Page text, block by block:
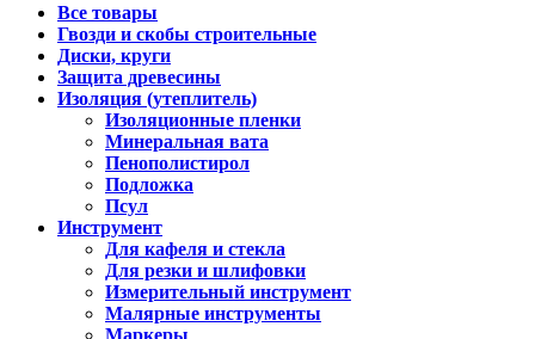
Все товары
Гвозди и скобы строительные
Диски, круги
Защита древесины
Изоляция (утеплитель)
Изоляционные пленки
Минеральная вата
Пенополистирол
Подложка
Псул
Инструмент
Для кафеля и стекла
Для резки и шлифовки
Измерительный инструмент
Малярные инструменты
Маркеры